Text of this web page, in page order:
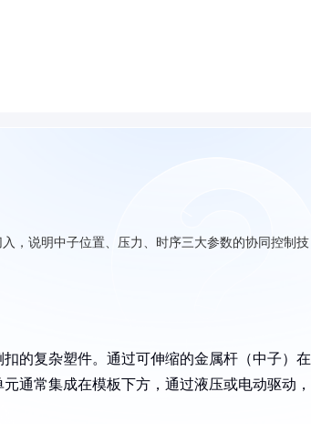
，说明中子位置、压力、时序三大参数的协同控制技
的复杂塑件。通过可伸缩的金属杆（中子）在
通常集成在模板下方，通过液压或电动驱动，